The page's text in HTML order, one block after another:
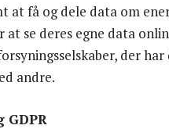
at få og dele data om
at se deres egne data
der
andre.
GDPR